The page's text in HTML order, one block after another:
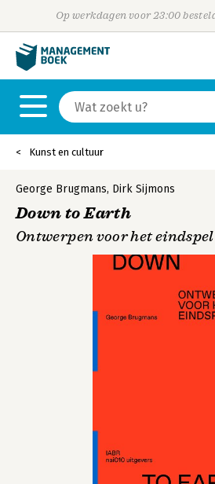
Op werkdagen voor 23:00
Kunst en cultuur
George Brugmans, Dirk Sijmons
Down to Earth
Ontwerpen voor het eindspel